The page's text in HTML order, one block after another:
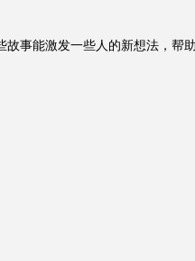
事能激发一些人的新想法，帮